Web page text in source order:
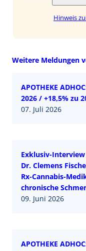
Hinweis
Weitere Meldungen
APOTHEKE
2026 / +18,5% zu
07. Juli 2026
Exklusiv-
Dr. Clemens
Rx-Cannabis-
chronische
09. Juni 2026
APOTHEKE